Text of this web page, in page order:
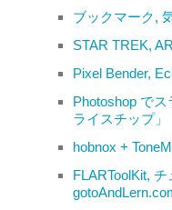
ブックマーク,
STAR TREK,
Pixel Bender,
Photoshop で
ライスチップ」
hobnox +
FLARToolKit,